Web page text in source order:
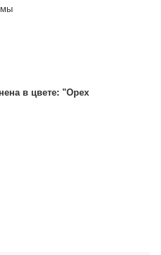
в цвете: "Орех